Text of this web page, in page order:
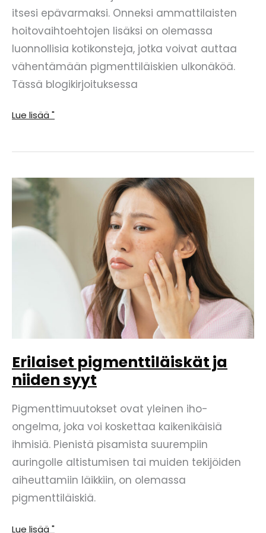
itsesi epävarmaksi. Onneksi ammattilaisten
hoitovaihtoehtojen lisäksi on olemassa
luonnollisia kotikonsteja, jotka voivat auttaa
vähentämään pigmenttiläiskien ulkonäköä.
Tässä blogikirjoituksessa
Luonnollinen
korjaustoimenpiteitä
hoitoon
pigmenttiläiskiä
Lue lisää "
Erilaiset pigmenttiläiskät ja
niiden syyt
Pigmenttimuutokset ovat yleinen iho-
ongelma, joka voi koskettaa kaikenikäisiä
ihmisiä. Pienistä pisamista suurempiin
auringolle altistumisen tai muiden tekijöiden
aiheuttamiin läikkiin, on olemassa
pigmenttiläiskiä.
Erilaiset
Lue lisää "